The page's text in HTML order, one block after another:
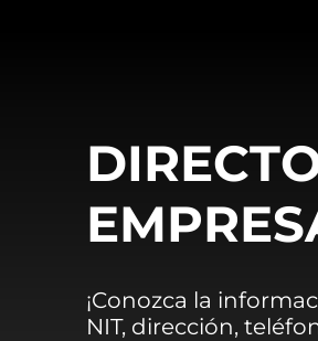
¡Conozca la
NIT, dirección,